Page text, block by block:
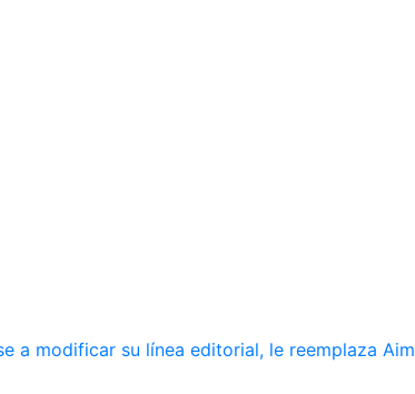
a modificar su línea editorial, le reemplaza